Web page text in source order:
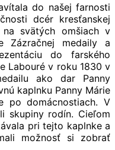
do našej farnosti
dcér kresťanskej
na svätých omšiach v
Zázračnej medaily a
do farského
Labouré v roku 1830 v
ako dar Panny
kaplnku Panny Márie
po domácnostiach. V
skupiny rodín. Cieľom
pri tejto kaplnke a
možnosť si zobrať